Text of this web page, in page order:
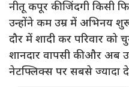
नीतू कपूर की जिंदगी किसी
उन्होंने कम उम्र में अभिनय
दौर में शादी कर परिवार को
शानदार वापसी की और अब
नेटफ्लिक्स पर सबसे ज्यादा